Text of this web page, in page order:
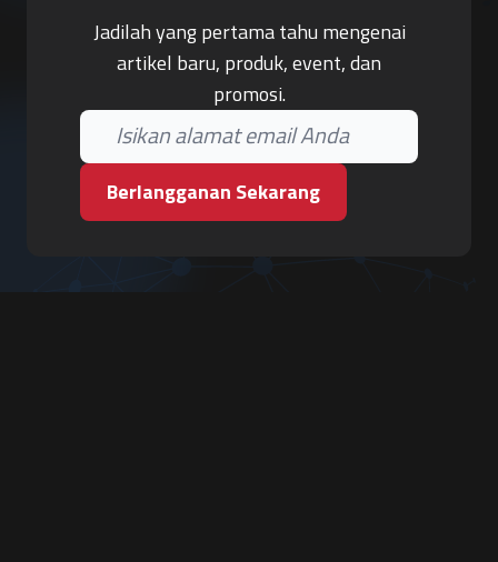
Jadilah yang pertama tahu mengenai
artikel baru, produk, event, dan
promosi.
Berlangganan Sekarang